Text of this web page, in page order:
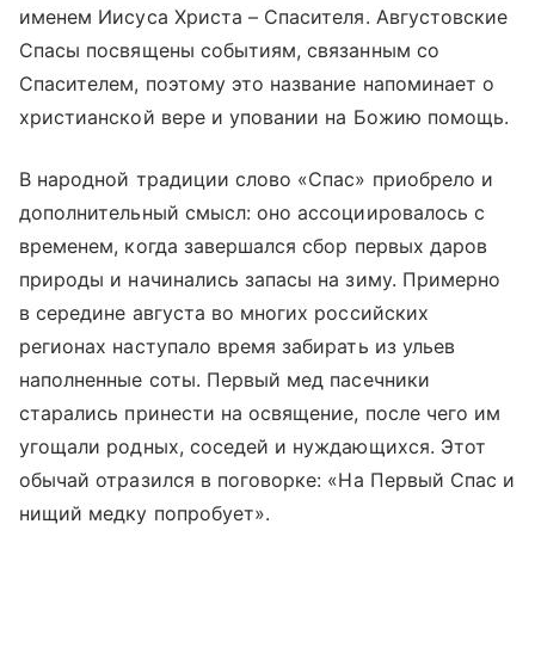
именем Иисуса Христа – Спасителя. Августовские
Спасы посвящены событиям, связанным со
Спасителем, поэтому это название напоминает о
христианской вере и уповании на Божию помощь.
В народной традиции слово «Спас» приобрело и
дополнительный смысл: оно ассоциировалось с
временем, когда завершался сбор первых даров
природы и начинались запасы на зиму. Примерно
в середине августа во многих российских
регионах наступало время забирать из ульев
наполненные соты. Первый мед пасечники
старались принести на освящение, после чего им
угощали родных, соседей и нуждающихся. Этот
обычай отразился в поговорке: «На Первый Спас и
нищий медку попробует».